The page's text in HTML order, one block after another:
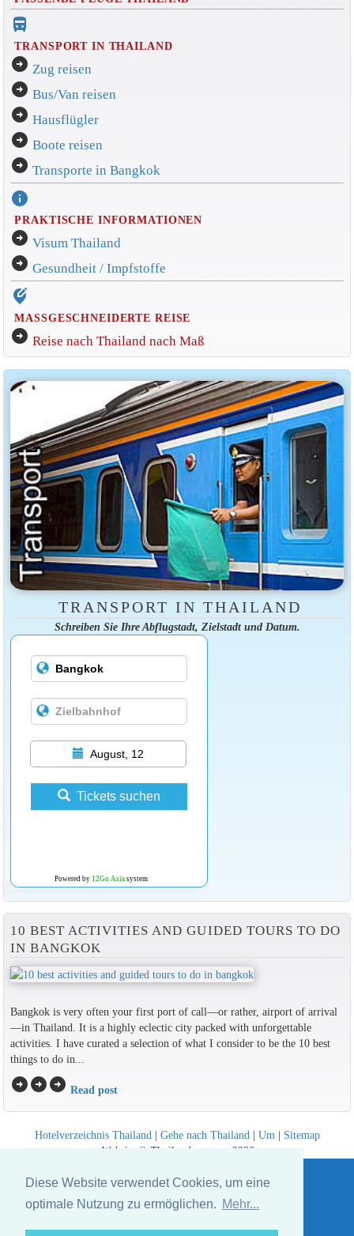
Diese Website verwendet Cookies, um eine
optimale Nutzung zu ermöglichen. Mehr...
directions_bus_filled
TRANSPORT IN THAILAND
arrow_circle_right Zug reisen
arrow_circle_right Bus/Van reisen
arrow_circle_right Hausflügler
arrow_circle_right Boote reisen
arrow_circle_right Transporte in Bangkok
info
PRAKTISCHE INFORMATIONEN
arrow_circle_right Visum Thailand
arrow_circle_right Gesundheit / Impfstoffe
edit_location_alt
MASSGESCHNEIDERTE REISE
arrow_circle_right Reise nach Thailand nach Maß
TRANSPORT IN THAILAND
Schreiben Sie Ihre Abflugstadt, Zielstadt und Datum.
August, 12
Tickets suchen
Powered by 12Go Asiasystem
10 BEST ACTIVITIES AND GUIDED TOURS TO DO
IN BANGKOK
Bangkok is very often your first port of call—or rather, airport of arrival
—in Thailand. It is a highly eclectic city packed with unforgettable
activities. I have curated a selection of what I consider to be the 10 best
things to do in...
arrow_circle_rightarrow_circle_rightarrow_circle_right Read post
Hotelverzeichnis Thailand | Gehe nach Thailand | Um | Sitemap
Website © Thailandee.com - 2026